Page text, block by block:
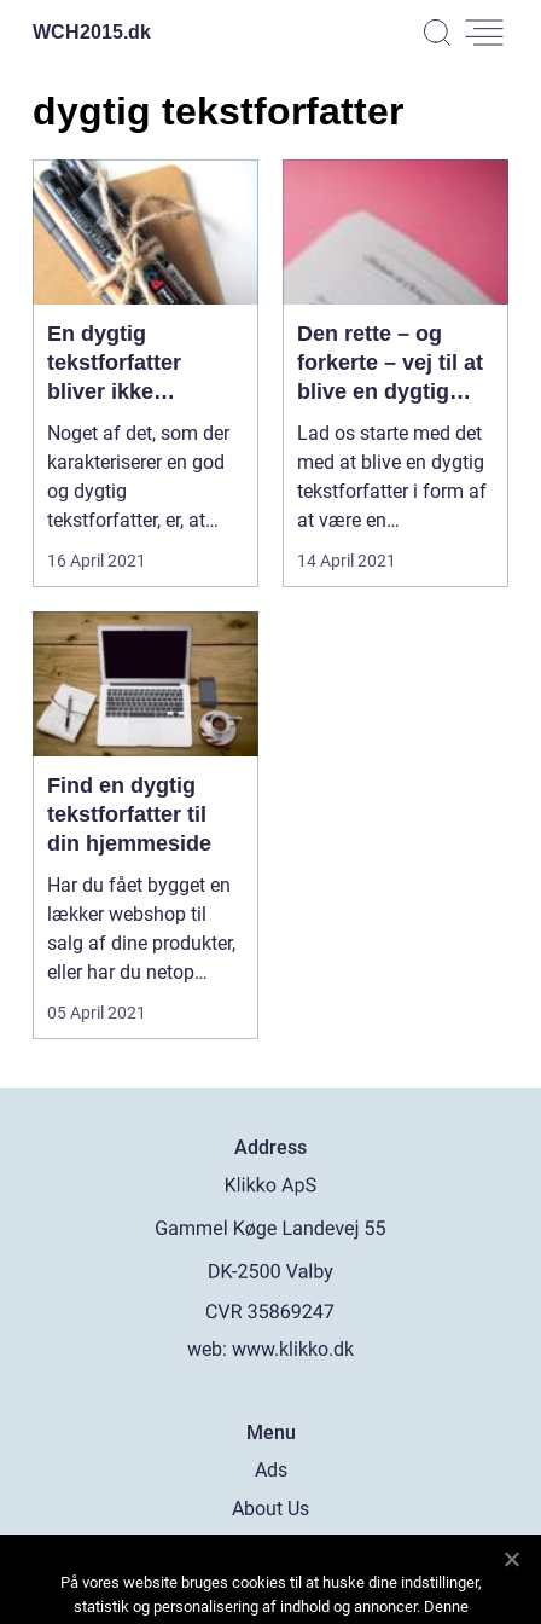
WCH2015.dk
dygtig tekstforfatter
En dygtig
tekstforfatter
bliver ikke
distraheret
Noget af det, som der
karakteriserer en god
og dygtig
tekstforfatter, er, at
vedkommende har
selvdis...
16 April 2021
Den rette – og
forkerte – vej til at
blive en dygtig
tekstforfatter
Lad os starte med det
med at blive en dygtig
tekstforfatter i form af
at være en
professionel tekstf...
14 April 2021
Find en dygtig
tekstforfatter til
din hjemmeside
Har du fået bygget en
lækker webshop til
salg af dine produkter,
eller har du netop
f&ar...
05 April 2021
Address
web: www.klikko.dk
Menu
Ads
About Us
Contact
På vores website bruges cookies til at huske dine indstillinger,
statistik og personalisering af indhold og annoncer. Denne